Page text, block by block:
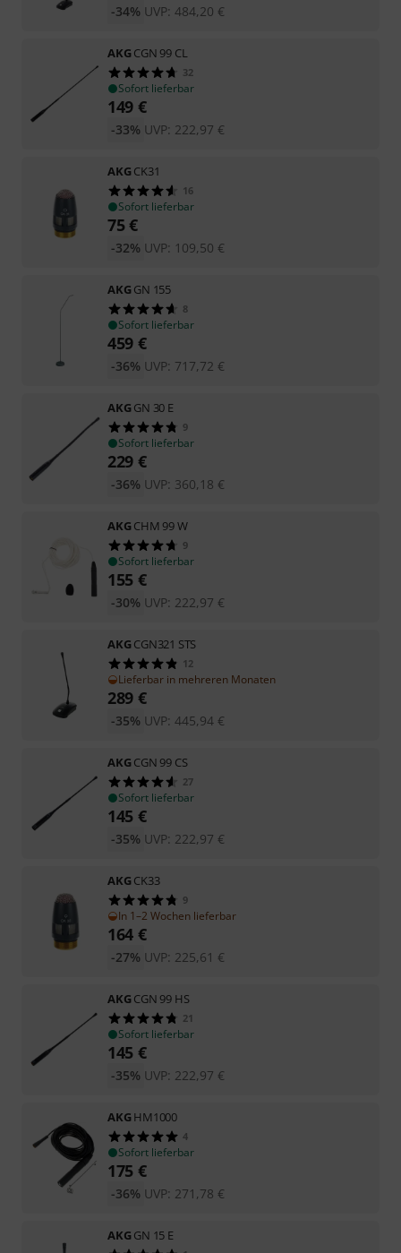
UVP: 484,20 €
-34%
AKGCGN 99 CL
32
Sofort lieferbar
149 €
UVP: 222,97 €
-33%
AKGCK31
16
Sofort lieferbar
75€
UVP: 109,50 €
-32%
AKGGN 155
8
Sofort lieferbar
459 €
UVP: 717,72 €
-36%
AKGGN 30 E
9
Sofort lieferbar
229 €
UVP: 360,18 €
-36%
AKGCHM 99 W
9
Sofort lieferbar
155 €
UVP: 222,97 €
-30%
AKGCGN321 STS
12
Lieferbar in mehreren Monaten
289 €
UVP: 445,94 €
-35%
AKGCGN 99 CS
27
Sofort lieferbar
145 €
UVP: 222,97 €
-35%
AKGCK33
9
In 1–2 Wochen lieferbar
164 €
UVP: 225,61 €
-27%
AKGCGN 99 HS
21
Sofort lieferbar
145 €
UVP: 222,97 €
-35%
AKGHM1000
4
Sofort lieferbar
175 €
UVP: 271,78 €
-36%
AKGGN 15 E